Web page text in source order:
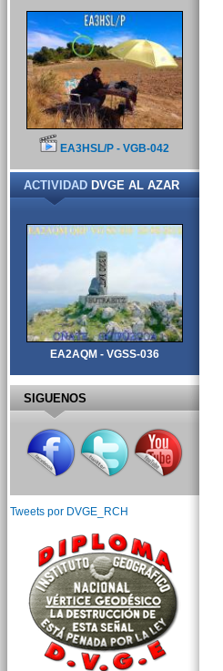
EA3HSL/P - VGB-042
ACTIVIDADDVGE AL AZAR
EA2AQM - VGSS-036
SIGUENOS
Tweets por DVGE_RCH